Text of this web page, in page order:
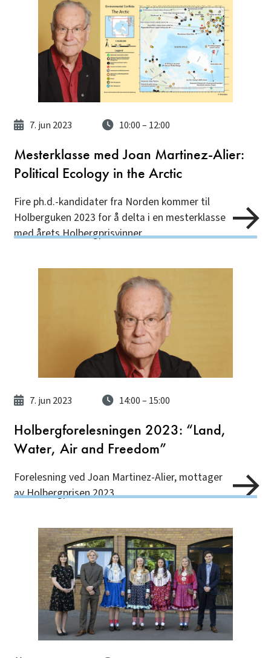
7. jun 2023 10:00– 12:00
Mesterklasse med Joan Martinez-Alier:
Political Ecology in the Arctic
Fire ph.d.-kandidater fra Norden kommer til
Holberguken 2023 for å delta i en mesterklasse
med årets Holbergprisvinner.
7. jun 2023 14:00– 15:00
Holbergforelesningen 2023: “Land,
Water, Air and Freedom”
Forelesning ved Joan Martinez-Alier, mottager
av Holbergprisen 2023.